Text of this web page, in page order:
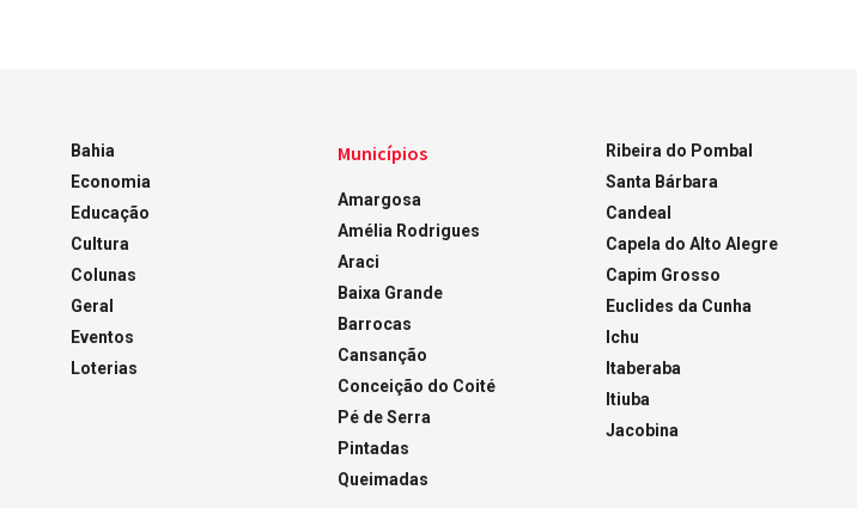
Bahia
Economia
Educação
Cultura
Colunas
Geral
Eventos
Loterias
Municípios
Amargosa
Amélia Rodrigues
Araci
Baixa Grande
Barrocas
Cansanção
Conceição do Coité
Pé de Serra
Pintadas
Queimadas
Ribeira do Pombal
Santa Bárbara
Candeal
Capela do Alto Alegre
Capim Grosso
Euclides da Cunha
Ichu
Itaberaba
Itiuba
Jacobina